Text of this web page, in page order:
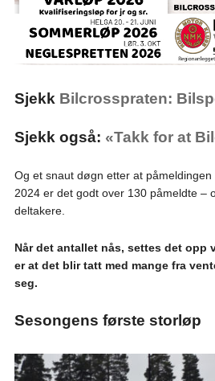
Sjekk Bilcrosspraten:
Sjekk også: «Takk for at
Og et snaut døgn etter at
2024 er det godt over 130 påmeldte –
deltakere.
Når det antallet nås, settes det opp
er at det blir tatt med mange fra
seg.
Sesongens første storløp